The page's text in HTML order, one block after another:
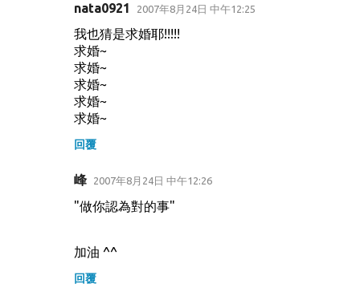
nata0921 2007年8月24日 中午12:25
我也猜是求婚耶!!!!!
求婚~
求婚~
求婚~
求婚~
求婚~
回覆
峰 2007年8月24日 中午12:26
"做你認為對的事"
加油 ^^
回覆